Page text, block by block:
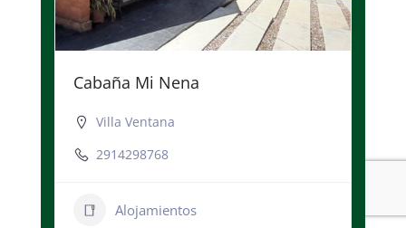
Cabaña Mi Nena
Villa Ventana
2914298768
Alojamientos